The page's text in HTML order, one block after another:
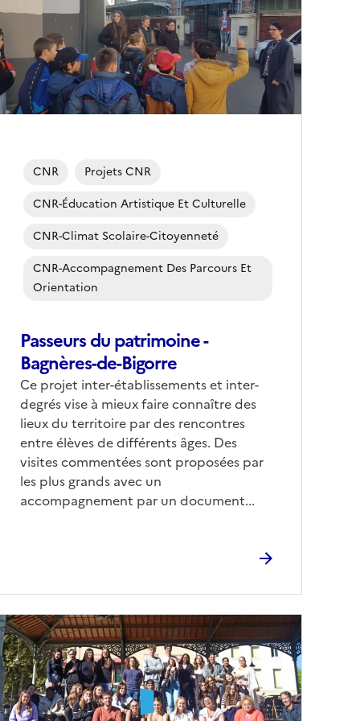
Passeurs du patrimoine -
Bagnères-de-Bigorre
Corps
Ce projet inter-établissements et inter-
degrés vise à mieux faire connaître des
lieux du territoire par des rencontres
entre élèves de différents âges. Des
visites commentées sont proposées par
les plus grands avec un
accompagnement par un document...
CNR
Projets CNR
CNR-Éducation Artistique Et Culturelle
CNR-Climat Scolaire-Citoyenneté
CNR-Accompagnement Des Parcours Et
Orientation
de
(conseillée)